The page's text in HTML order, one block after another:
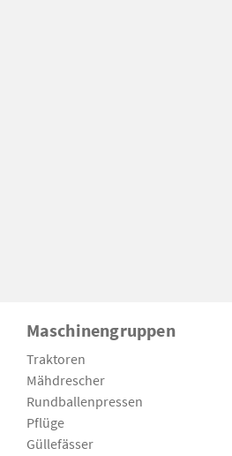
Maschinengruppen
Traktoren
Mähdrescher
Rundballenpressen
Pflüge
Güllefässer